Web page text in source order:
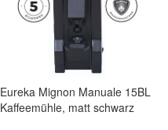
Eureka Mignon Manuale 15BL
Kaffeemühle, matt schwarz